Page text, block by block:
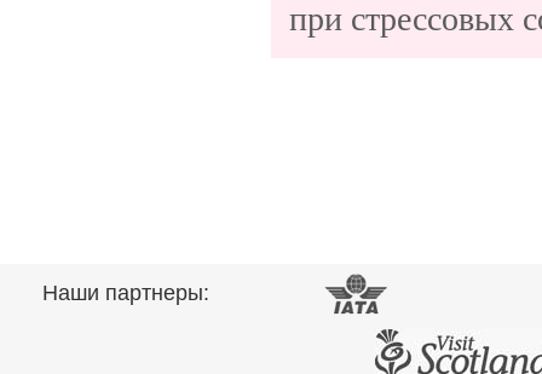
при стрессовых
Наши партнеры: